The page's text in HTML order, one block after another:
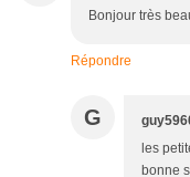
Bonjour très
Répondre
G
les
bonne